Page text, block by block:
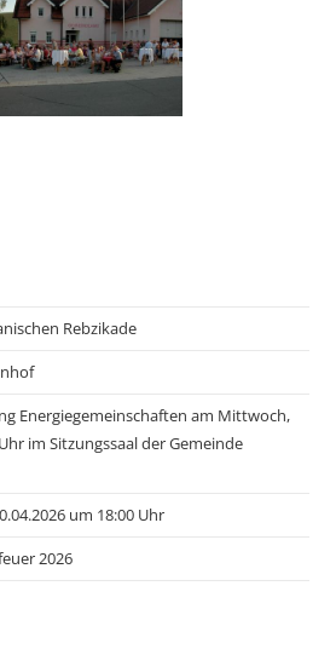
Rebzikade
Energiegemeinschaften am Mittwoch,
im Sitzungssaal der Gemeinde
um 18:00 Uhr
2026